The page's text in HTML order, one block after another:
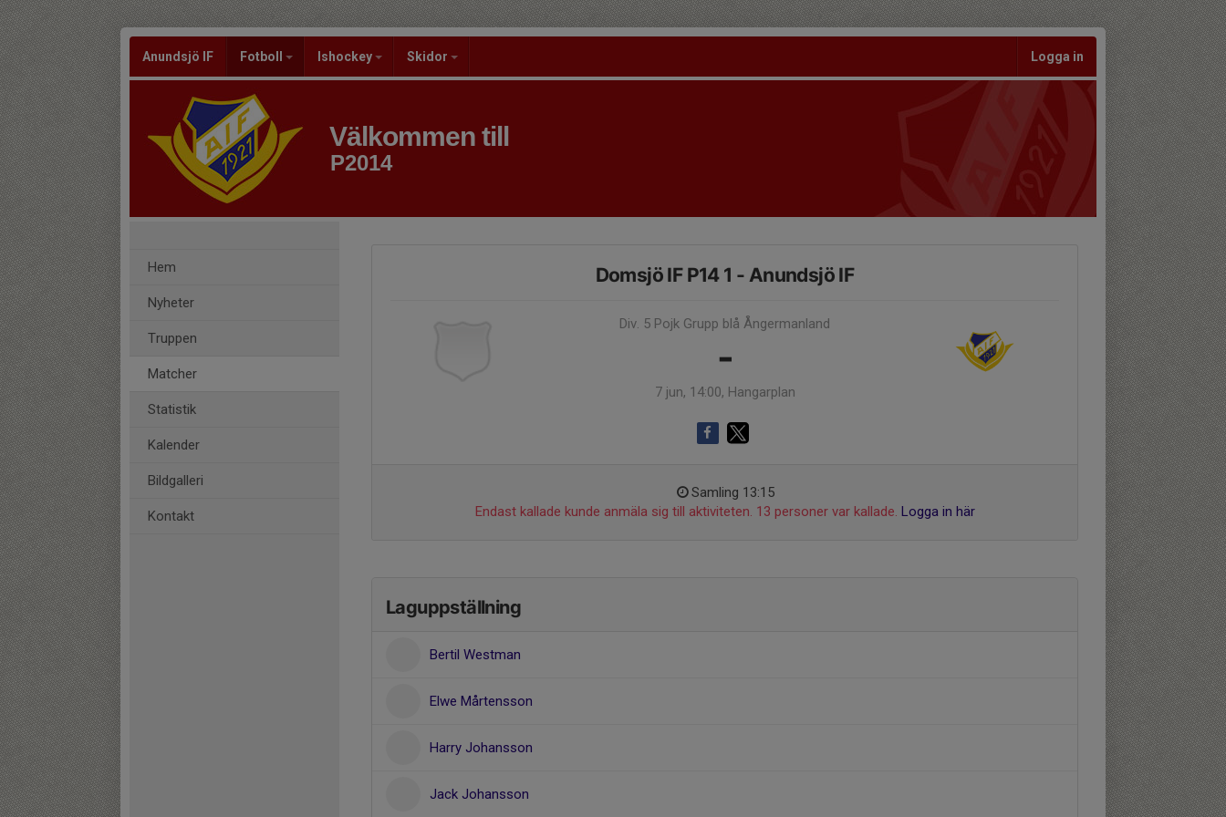
Anundsjö IF Fotboll Ishockey Skidor Logga in
Välkommen till
P2014
Hem
Nyheter
Truppen
Matcher
Statistik
Kalender
Bildgalleri
Kontakt
Domsjö IF P14 1 - Anundsjö IF
Div. 5 Pojk Grupp blå Ångermanland
-
7 jun, 14:00, Hangarplan
Samling 13:15
Endast kallade kunde anmäla sig till aktiviteten. 13 personer var kallade. Logga in här
Laguppställning
Bertil Westman
Elwe Mårtensson
Harry Johansson
Jack Johansson